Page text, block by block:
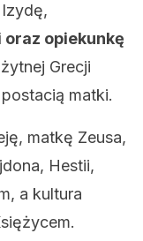
opiekunkę
Grecji
matki.
matkę Zeusa,
Hestii,
a kultura